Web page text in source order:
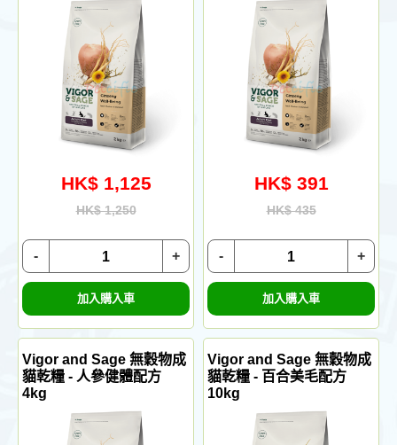
HK$ 1,125
HK$ 1,250
+
-
加入購入車
HK$ 391
HK$ 435
+
-
加入購入車
Vigor and Sage 無穀物成
貓乾糧 - 人參健體配方
4kg
Vigor and Sage 無穀物成
貓乾糧 - 百合美毛配方
10kg